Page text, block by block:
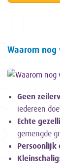
Waarom nog
Geen
iedereen
Echte
gemengde
Persoonlijk